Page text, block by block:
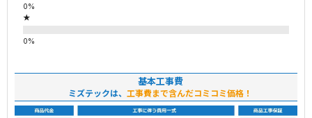
★
基本工事費
ミズテックは、 工事費まで含んだコミコミ価格！